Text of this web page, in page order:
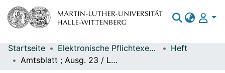
Bereiche & Sammlungen
Startseite Elektronische Pflichtexemplare
Heft
Amtsblatt ; Ausg. 23 / Landkreis Wittenberg